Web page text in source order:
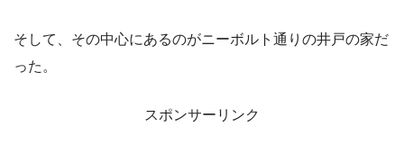
そして、その中心にあるのがニーボルト通りの井戸の家だ
った。
スポンサーリンク